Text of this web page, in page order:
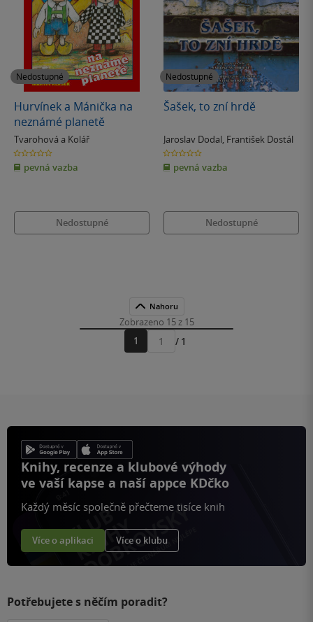
Nedostupné
Hurvínek a Mánička na
neznámé planetě
Tvarohová a Kolář
0.0
z
5
hvězdiček
pevná vazba
Nedostupné
Nedostupné
Šašek, to zní hrdě
Jaroslav Dodal, František Dostál
0.0
z
5
hvězdiček
pevná vazba
Nedostupné
Nahoru
Zobrazeno 15 z 15
1
Přejít
/ 1
Knihy, recenze a klubové výhody
ve vaší kapse a naší appce KDčko
Každý měsíc společně přečteme tisíce knih
Více o aplikaci Více o klubu
Potřebujete s něčím poradit?